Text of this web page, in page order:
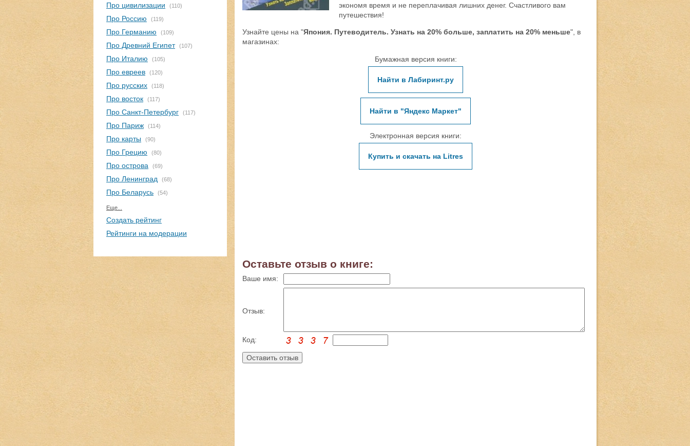
Про цивилизации (110)
Про Россию (119)
Про Германию (109)
Про Древний Египет (107)
Про Италию (105)
Про евреев (120)
Про русских (118)
Про восток (117)
Про Санкт-Петербург (117)
Про Париж (114)
Про карты (90)
Про Грецию (80)
Про острова (69)
Про Ленинград (68)
Про Беларусь (54)
Еще...
Создать рейтинг
Рейтинги на модерации
экономя время и не переплачивая лишних денег. Счастливого вам
путешествия!
Узнайте цены на "Япония. Путеводитель. Узнать на 20% больше, заплатить на 20% меньше", в
магазинах:
Бумажная версия книги:
Найти в Лабиринт.ру
Найти в "Яндекс Маркет"
Электронная версия книги:
Купить и скачать на Litres
Оставьте отзыв о книге:
Ваше имя:
Отзыв:
Код: